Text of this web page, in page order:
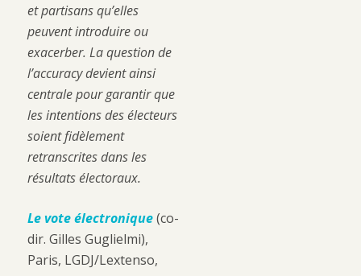
et partisans qu’elles
peuvent introduire ou
exacerber. La question de
l’accuracy devient ainsi
centrale pour garantir que
les intentions des électeurs
soient fidèlement
retranscrites dans les
résultats électoraux.
Le vote électronique(co-
dir. Gilles Guglielmi),
Paris, LGDJ/Lextenso,